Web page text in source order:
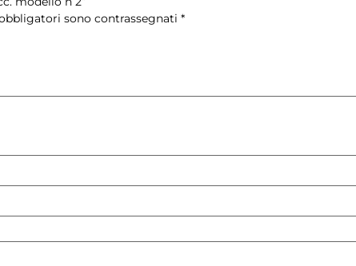
sono contrassegnati *